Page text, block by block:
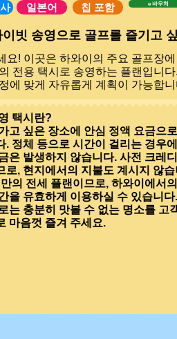
일본어 칩 포함 e 바우처
이빗 송영으로 골프를 즐기고 싶
요! 이곳은 하와이의 주요 골프장에
전용 택시로 송영하는 플랜입니
에 맞게 자유롭게 계획이 가능합니
택시란?
고 싶은 장소에 안심 정액 요금으
. 정체 등으로 시간이 걸리는 경우
은 발생하지 않습니다. 사전 크레
로, 현지에서의 지불도 계시지 않습
의 전세 플랜이므로, 하와이에서의
을 유효하게 이용하실 수 있습니다
는 충분히 맛볼 수 없는 명소를 고
마음껏 즐겨 주세요.